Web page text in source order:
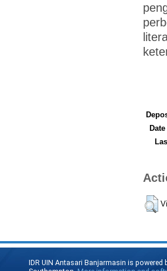
IDR UIN Antasari Banjarmasin is powered